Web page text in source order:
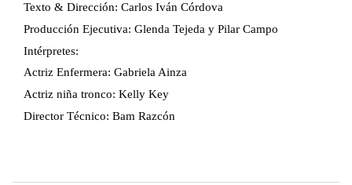
Texto & Dirección: Carlos Iván Córdova
Producción Ejecutiva: Glenda Tejeda y Pilar Campo
Intérpretes:
Actriz Enfermera: Gabriela Ainza
Actriz niña tronco: Kelly Key
Director Técnico: Bam Razcón